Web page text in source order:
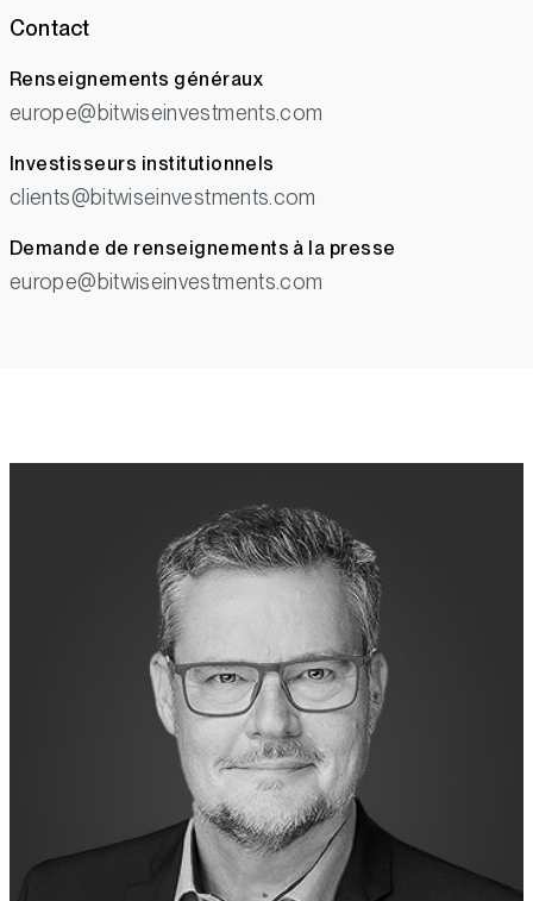
Contact
Renseignements généraux
europe@bitwiseinvestments.com
Investisseurs institutionnels
clients@bitwiseinvestments.com
Demande de renseignements à la presse
europe@bitwiseinvestments.com